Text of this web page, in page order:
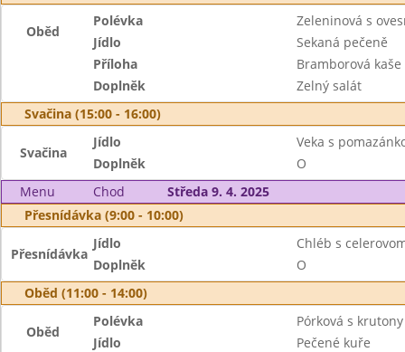
Oběd
Polévka
Zeleninová s
Jídlo
Sekaná pečeně
Příloha
Bramborová kaše
Doplněk
Zelný salát
Svačina (15:00 - 16:00)
Svačina
Jídlo
Veka s
Doplněk
O
Menu
Chod
Středa 9. 4. 2025
Přesnídávka (9:00 - 10:00)
Přesnídávka
Jídlo
Chléb s
Doplněk
O
Oběd (11:00 - 14:00)
Oběd
Polévka
Pórková s krutony
Jídlo
Pečené kuře